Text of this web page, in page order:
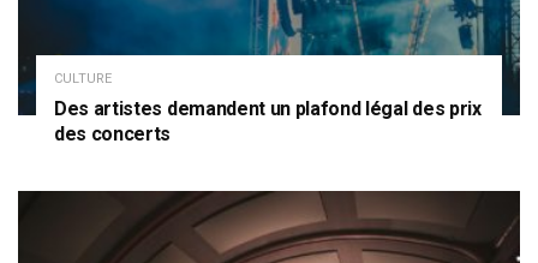
CULTURE
Des artistes demandent un plafond légal des prix
des concerts